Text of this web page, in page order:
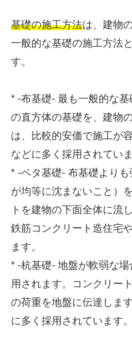
基礎の施工方法は、建物
一般的な基礎の施工方法
す。
* -布基礎- 最も一般的な
の直方体の基礎を、建物
は、比較的安価で施工が
などに多く採用されていま
* -ベタ基礎- 布基礎より
が均等に沈まないこと）
トを建物の下面全体に流
鉄筋コンクリート造住宅
ます。
* -杭基礎- 地盤が軟弱な
用されます。コンクリー
の荷重を地盤に伝達しま
に多く採用されています。